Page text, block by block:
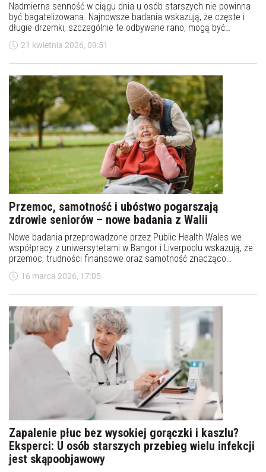
Nadmierna senność w ciągu dnia u osób starszych nie powinna
być bagatelizowana. Najnowsze badania wskazują, że częste i
długie drzemki, szczególnie te odbywane rano, mogą być
istotnym sygnałem ostrzegawczym świadczącym o
pogarszającym się stanie zdrowia lub rozwijających się
21 kwietnia 2026, 09:51
Przemoc, samotność i ubóstwo pogarszają
zdrowie seniorów – nowe badania z Walii
Nowe badania przeprowadzone przez Public Health Wales we
współpracy z uniwersytetami w Bangor i Liverpoolu wskazują, że
przemoc, trudności finansowe oraz samotność znacząco
pogarszają stan zdrowia osób starszych. Wyniki te rzucają
światło na rosnące wyzwania zdrowia publicznego w
16 marca 2026, 17:05
Zapalenie płuc bez wysokiej gorączki i kaszlu?
Eksperci: U osób starszych przebieg wielu infekcji
jest skąpoobjawowy